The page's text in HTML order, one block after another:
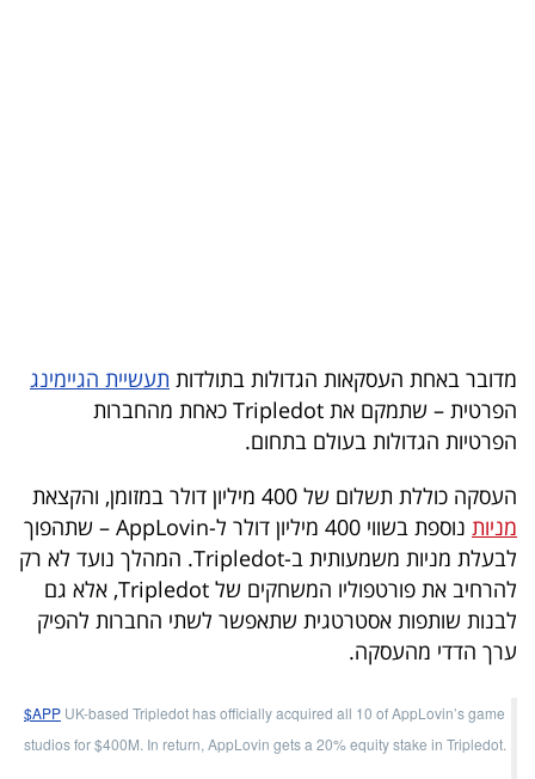
הכלכלי
פודקאסט
40
UNDER
40
פעולה
מדובר באחת העסקאות הגדולות בתולדות תעשיית הגיימינג
הפרטית – שתמקם את Tripledot כאחת מהחברות
הפרטיות הגדולות בעולם בתחום.
העסקה כוללת תשלום של 400 מיליון דולר במזומן, והקצאת
מניות
נוספת בשווי 400 מיליון דולר ל-AppLovin – שתהפוך
לבעלת מניות משמעותית ב-Tripledot. המהלך נועד לא רק
להרחיב את פורטפוליו המשחקים של Tripledot, אלא גם
לבנות שותפות אסטרטגית שתאפשר לשתי החברות להפיק
ערך הדדי מהעסקה.
$APP UK-based Tripledot has officially acquired all 10 of AppLovin’s game
studios for $400M. In return, AppLovin gets a 20% equity stake in Tripledot.